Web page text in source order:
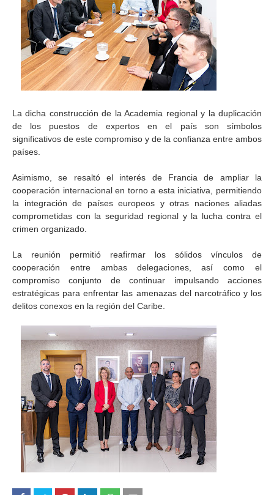
La dicha construcción de la Academia regional y la duplicación
de los puestos de expertos en el país son símbolos
significativos de este compromiso y de la confianza entre ambos
países.
Asimismo, se resaltó el interés de Francia de ampliar la
cooperación internacional en torno a esta iniciativa, permitiendo
la integración de países europeos y otras naciones aliadas
comprometidas con la seguridad regional y la lucha contra el
crimen organizado.
La reunión permitió reafirmar los sólidos vínculos de
cooperación entre ambas delegaciones, así como el
compromiso conjunto de continuar impulsando acciones
estratégicas para enfrentar las amenazas del narcotráfico y los
delitos conexos en la región del Caribe.